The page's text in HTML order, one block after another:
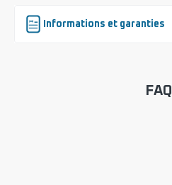
Informations et garanties
FAQ